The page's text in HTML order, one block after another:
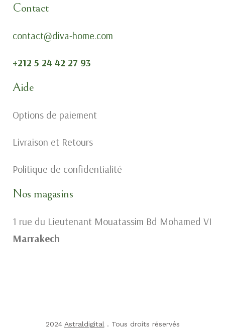
Contact
contact@diva-home.com
+212 5 24 42 27 93
Aide
Options de paiement
Livraison et Retours
Politique de confidentialité
Nos magasins
1 rue du Lieutenant Mouatassim Bd Mohamed VI
Marrakech
2024 Astraldigital . Tous droits réservés